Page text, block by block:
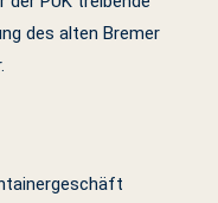
des alten Bremer